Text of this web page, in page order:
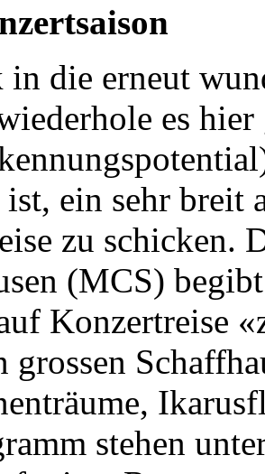
die erneut
es
ein sehr breit
zu schicken.
(MCS)
Konzertreise
grossen
stehen